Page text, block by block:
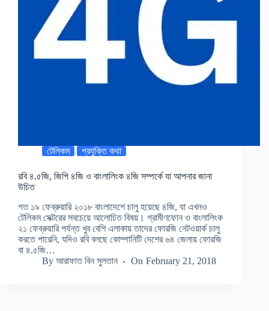
টেলিকম প্রযুক্তি কথা
রবি ৪.৫জি, জিপি ৪জি ও বাংলালিংক ৪জি সম্পর্কে যা আপনার জানা
উচিত
গত ১৯ ফেব্রুয়ারি ২০১৮ বাংলাদেশে চালু হয়েছে ৪জি, যা এখনও
টেলিকম সেক্টরের সবচেয়ে আলোচিত বিষয়। গ্রামীণফোন ও বাংলালিংক
২১ ফেব্রুয়ারি পর্যন্ত খুব বেশি এলাকায় তাদের ফোরজি নেটওয়ার্ক চালু
করতে পারেনি, যদিও রবি বলছে কোম্পানিটি দেশের ৬৪ জেলায় ফোরজি
বা ৪.৫জি…
By আরাফাত বিন সুলতান On February 21, 2018